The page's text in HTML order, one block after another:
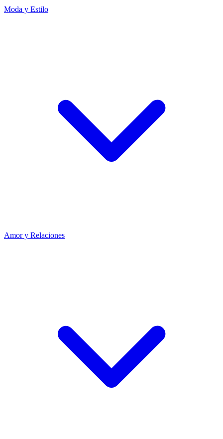
Moda y Estilo
Amor y Relaciones